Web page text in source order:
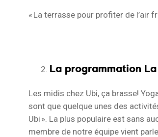
« La terrasse pour profiter de l’air
La programmation
Les midis chez Ubi, ça brasse!
sont que quelque unes des
Ubi ». La plus populaire est sans
membre de notre équipe vient